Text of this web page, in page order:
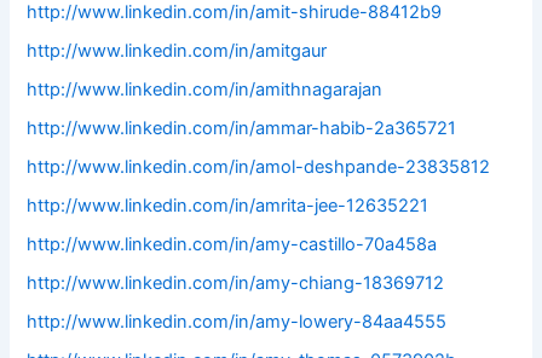
http://www.linkedin.com/in/amit-shirude-88412b9
http://www.linkedin.com/in/amitgaur
http://www.linkedin.com/in/amithnagarajan
http://www.linkedin.com/in/ammar-habib-2a365721
http://www.linkedin.com/in/amol-deshpande-23835812
http://www.linkedin.com/in/amrita-jee-12635221
http://www.linkedin.com/in/amy-castillo-70a458a
http://www.linkedin.com/in/amy-chiang-18369712
http://www.linkedin.com/in/amy-lowery-84aa4555